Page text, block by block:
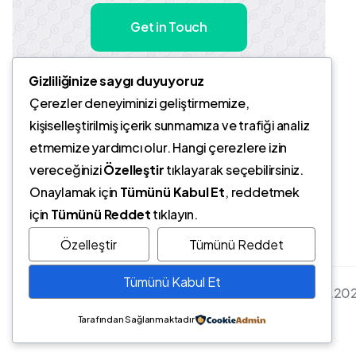
Get in Touch
Opr.Dr. Yasemin Timurkaynak | Son Güncelleme:
Gizliliğinize saygı duyuyoruz
Çerezler deneyiminizi geliştirmemize,
kişiselleştirilmiş içerik sunmamıza ve trafiği analiz
etmemize yardımcı olur. Hangi çerezlere izin
vereceğiniziÖzelleştirtıklayarak seçebilirsiniz.
Onaylamak için Tümünü Kabul Et, reddetmek
için Tümünü Reddettıklayın.
Özelleştir
Tümünü Reddet
Tümünü Kabul Et
Tarafından Sağlanmaktadır